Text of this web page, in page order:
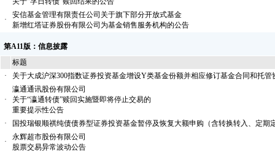
·
安信基金管理有限责任公司关于旗下部分开放式基金
新增红塔证券股份有限公司为基金销售服务机构的公告
第A11版：信息披露
标题
·
关于大成沪深300指数证券投资基金增设Y类基金份额并相应修订基金合同和托管
·
瀛通通讯股份有限公司
关于“瀛通转债”赎回实施暨即将停止交易的
重要提示性公告
·
国投瑞银顺祺纯债债券型证券投资基金暂停及恢复大额申购（含转换转入、定期
·
永辉超市股份有限公司
股票交易异常波动公告